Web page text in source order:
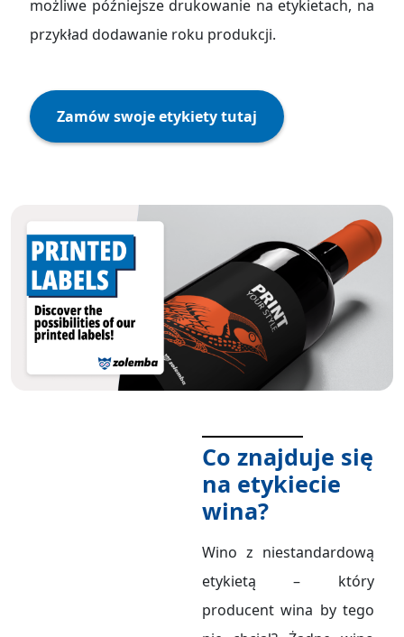
możliwe późniejsze drukowanie na etykietach, na
przykład dodawanie roku produkcji.
Zamów swoje etykiety tutaj
Co znajduje się
na etykiecie
wina?
Wino z niestandardową
etykietą – który
producent wina by tego